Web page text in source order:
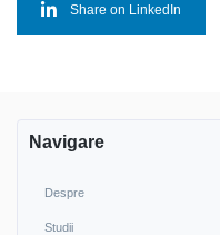
Share on LinkedIn
Navigare
Despre
Studii